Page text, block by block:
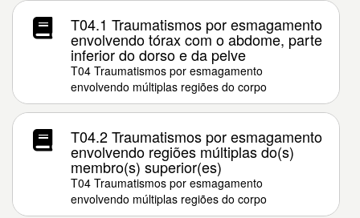
T04.1 Traumatismos por esmagamento
envolvendo tórax com o abdome, parte
inferior do dorso e da pelve
T04 Traumatismos por esmagamento
envolvendo múltiplas regiões do corpo
T04.2 Traumatismos por esmagamento
envolvendo regiões múltiplas do(s)
membro(s) superior(es)
T04 Traumatismos por esmagamento
envolvendo múltiplas regiões do corpo